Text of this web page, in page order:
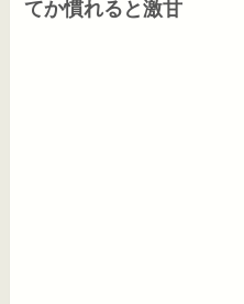
てか慣れると激甘